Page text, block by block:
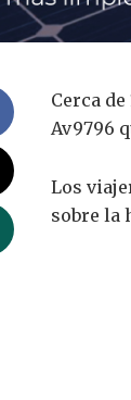
Cerca
Av9796
Los
sobre la